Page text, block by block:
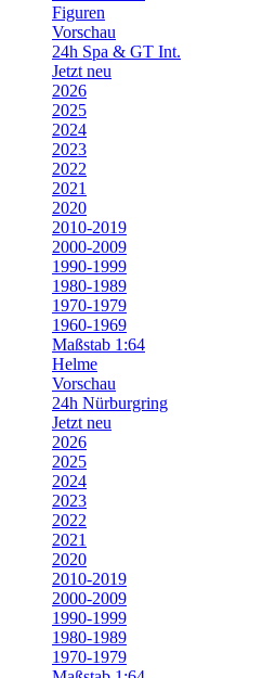
Figuren
Vorschau
24h Spa & GT Int.
Jetzt neu
2026
2025
2024
2023
2022
2021
2020
2010-2019
2000-2009
1990-1999
1980-1989
1970-1979
1960-1969
Maßstab 1:64
Helme
Vorschau
24h Nürburgring
Jetzt neu
2026
2025
2024
2023
2022
2021
2020
2010-2019
2000-2009
1990-1999
1980-1989
1970-1979